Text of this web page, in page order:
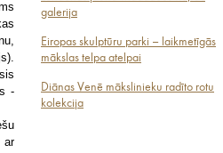
galerija
Eiropas skulptūru parki – laikmetīgās
mākslas telpa atelpai
Diānas Venē mākslinieku radīto rotu
kolekcija
-
ar